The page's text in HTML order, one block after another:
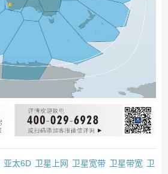
亚太6D 卫星上网 卫星宽带 卫星带宽 卫